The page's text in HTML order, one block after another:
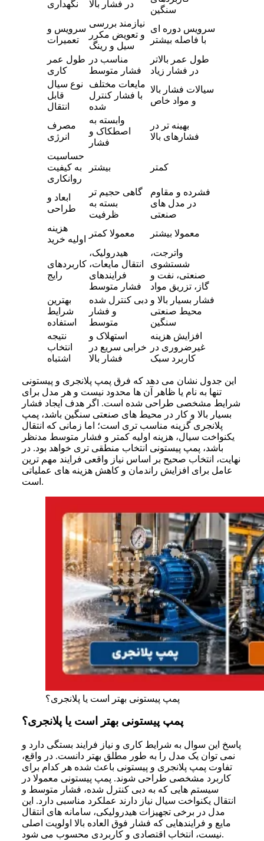
نگهداری
در فشار بالا
سنگین
سرویس و
تعمیرات
نیازمند بررسی
و تعویض مکرر
سیل و رینگ
سرویس دوره ای
با فاصله بیشتر
طول عمر
کاری
مناسب در
فشار متوسط
طول عمر بالاتر
در فشار زیاد
نوع سیال
قابل
انتقال
مایعات مختلف
با فشار کنترل
شده
سیالات فشار بالا
و مواد خاص
مصرف
انرژی
وابسته به
اصطکاک و
فشار
بهینه تر در
فشارهای بالا
حساسیت
به کیفیت
روانکاری
بیشتر کمتر
ابعاد و
طراحی
گاهی حجیم تر
بسته به
ظرفیت
فشرده و مقاوم
در مدل های
صنعتی
هزینه
اولیه خرید
معمولا کمتر معمولا بیشتر
کاربردهای
رایج
هیدرولیک،
انتقال مایعات،
فرایندهای
فشار متوسط
واترجت،
شستشوی
صنعتی، نفت و
گاز، تزریق مواد
بهترین
شرایط
استفاده
دبی کنترل شده
و فشار
متوسط
فشار بسیار بالا و
محیط صنعتی
سنگین
نتیجه
انتخاب
اشتباه
استهلاک و
خرابی سریع در
فشار بالا
افزایش هزینه
غیرضروری در
کاربرد سبک
این جدول نشان می دهد که فرق پمپ پلانجری و پیستونی
تنها به نام یا ظاهر آن ها محدود نیست و هر مدل برای
شرایط مشخصی طراحی شده است. اگر هدف ایجاد فشار
بسیار بالا و کار در محیط های صنعتی سنگین باشد، پمپ
پلانجری گزینه مناسب تری است؛ اما زمانی که انتقال
یکنواخت سیال، هزینه اولیه کمتر و فشار متوسط مدنظر
باشد، پمپ پیستونی انتخاب منطقی تری خواهد بود. در
نهایت، انتخاب صحیح بر اساس نیاز واقعی فرایند مهم ترین
عامل برای افزایش راندمان و کاهش هزینه های عملیاتی
است.
پمپ پیستونی بهتر است یا پلانجری؟
پمپ پیستونی بهتر است یا پلانجری؟
پاسخ این سوال به شرایط کاری و نیاز فرایند بستگی دارد و
نمی توان یک مدل را به طور مطلق بهتر دانست. در واقع،
تفاوت پمپ پلانجری و پیستونی باعث شده هر کدام برای
کاربرد مشخصی طراحی شوند. پمپ پیستونی معمولا در
سیستم هایی که به دبی کنترل شده، فشار متوسط و
انتقال یکنواخت سیال نیاز دارند عملکرد مناسبی دارد. این
مدل در برخی تجهیزات هیدرولیکی، سامانه های انتقال
مایع و فرایندهایی که فشار فوق العاده بالا اولویت اصلی
نیست، انتخاب اقتصادی و کاربردی محسوب می شود.